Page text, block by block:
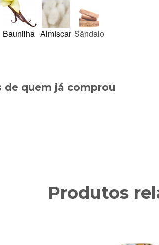
Baunilha Almíscar Sândalo
de quem já comprou
Produtos